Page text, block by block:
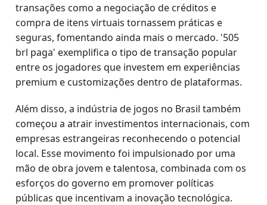
transações como a negociação de créditos e
compra de itens virtuais tornassem práticas e
seguras, fomentando ainda mais o mercado. '505
brl paga' exemplifica o tipo de transação popular
entre os jogadores que investem em experiências
premium e customizações dentro de plataformas.
Além disso, a indústria de jogos no Brasil também
começou a atrair investimentos internacionais, com
empresas estrangeiras reconhecendo o potencial
local. Esse movimento foi impulsionado por uma
mão de obra jovem e talentosa, combinada com os
esforços do governo em promover políticas
públicas que incentivam a inovação tecnológica.